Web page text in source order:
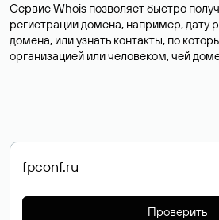
Сервис Whois позволяет быстро
регистрации домена, например, дату
домена, или узнать контакты, по
организацией или человеком, чей
Проверить